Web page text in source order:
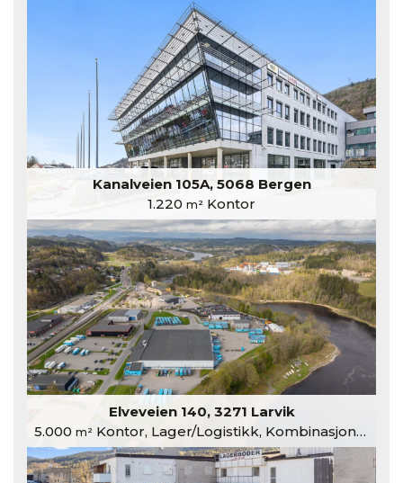
Kanalveien 105A, 5068 Bergen
1.220 m² Kontor
Elveveien 140, 3271 Larvik
5.000 m²Kontor, Lager/Logistikk, Kombinasjonslokaler